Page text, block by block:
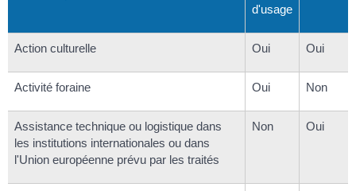
d'usage
Action culturelle Oui Oui
Activité foraine Oui Non
Assistance technique ou logistique dans
les institutions internationales ou dans
l'Union européenne prévu par les traités
Non Oui